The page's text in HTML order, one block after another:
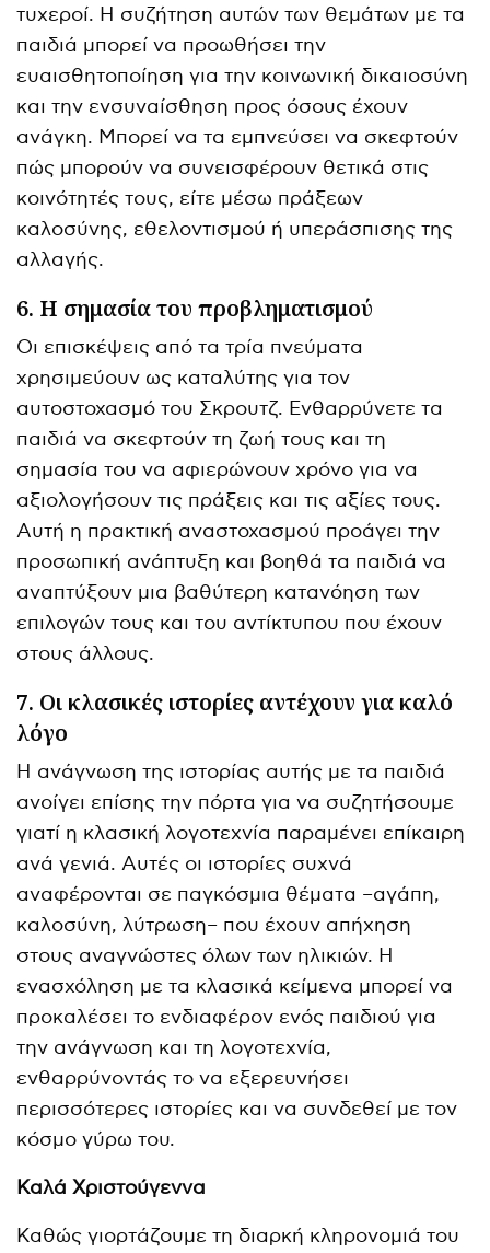
τυχεροί. Η συζήτηση αυτών των θεμάτων με τα
παιδιά μπορεί να προωθήσει την
ευαισθητοποίηση για την κοινωνική δικαιοσύνη
και την ενσυναίσθηση προς όσους έχουν
ανάγκη. Μπορεί να τα εμπνεύσει να σκεφτούν
πώς μπορούν να συνεισφέρουν θετικά στις
κοινότητές τους, είτε μέσω πράξεων
καλοσύνης, εθελοντισμού ή υπεράσπισης της
αλλαγής.
6. Η σημασία του προβληματισμού
Οι επισκέψεις από τα τρία πνεύματα
χρησιμεύουν ως καταλύτης για τον
αυτοστοχασμό του Σκρουτζ. Ενθαρρύνετε τα
παιδιά να σκεφτούν τη ζωή τους και τη
σημασία του να αφιερώνουν χρόνο για να
αξιολογήσουν τις πράξεις και τις αξίες τους.
Αυτή η πρακτική αναστοχασμού προάγει την
προσωπική ανάπτυξη και βοηθά τα παιδιά να
αναπτύξουν μια βαθύτερη κατανόηση των
επιλογών τους και του αντίκτυπου που έχουν
στους άλλους.
7. Οι κλασικές ιστορίες αντέχουν για καλό
λόγο
Η ανάγνωση της ιστορίας αυτής με τα παιδιά
ανοίγει επίσης την πόρτα για να συζητήσουμε
γιατί η κλασική λογοτεχνία παραμένει επίκαιρη
ανά γενιά. Αυτές οι ιστορίες συχνά
αναφέρονται σε παγκόσμια θέματα –αγάπη,
καλοσύνη, λύτρωση– που έχουν απήχηση
στους αναγνώστες όλων των ηλικιών. Η
ενασχόληση με τα κλασικά κείμενα μπορεί να
προκαλέσει το ενδιαφέρον ενός παιδιού για
την ανάγνωση και τη λογοτεχνία,
ενθαρρύνοντάς το να εξερευνήσει
περισσότερες ιστορίες και να συνδεθεί με τον
κόσμο γύρω του.
Καλά Χριστούγεννα
Καθώς γιορτάζουμε τη διαρκή κληρονομιά του